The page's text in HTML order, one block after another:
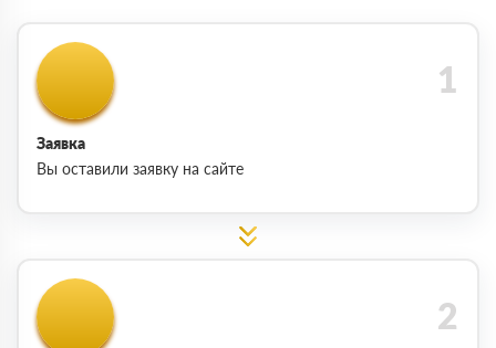
Заявка
Вы оставили заявку на сайте